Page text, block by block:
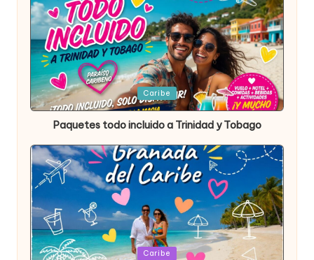
Publicada
en
Caribe
Paquetes todo incluido a Trinidad y Tobago
Publicada
Caribe